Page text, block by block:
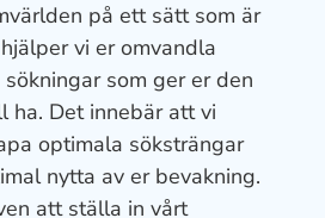
på ett sätt som är
vi er omvandla
som ger er den
ha. Det innebär att vi
optimala söksträngar
nytta av er bevakning.
att ställa in vårt